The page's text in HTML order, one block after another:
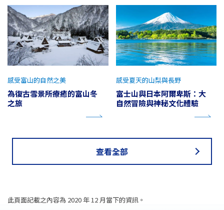
為復古雪景所療癒的富山冬
之旅
感受富山的自然之美
富士山與日本阿爾卑斯：大
自然冒險與神秘文化體驗
感受夏天的山梨與長野
查看全部
此頁面記載之內容為 2020 年 12 月當下的資訊。